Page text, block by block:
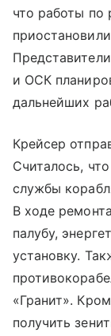
что работы по
и ОСК
дальнейших
Крейсер
Считалось,
службы
В ходе
палубу,
установку.
«Гранит».
получить